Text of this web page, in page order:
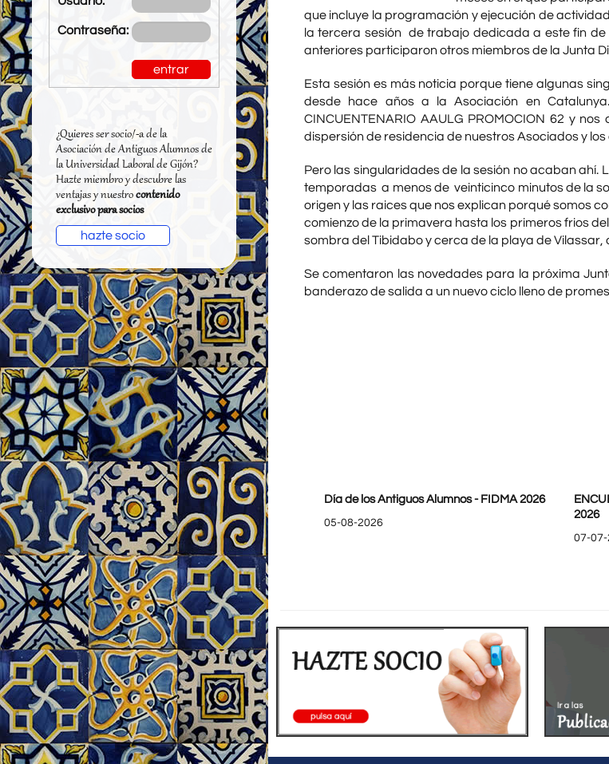
Contraseña:
entrar
¿Quieres ser socio/-a de la
Asociación de Antiguos Alumnos de
la Universidad Laboral de Gijón?
Hazte miembro y descubre las
ventajas y nuestrocontenido
exclusivo para socios
hazte socio
que incluye la programación y ejecución de
la tercera sesión de trabajo dedicada a este fin
anteriores participaron otros miembros de la Junta
Esta sesión es más noticia porque tiene algunas
desde hace años a la Asociación en
CINCUENTENARIO AAULG PROMOCION 62 y
dispersión de residencia de nuestros Asociados y
Pero las singularidades de la sesión no acaban ahí.
temporadas a menos de veinticinco minutos de la
origen y las raices que nos explican porqué somos
comienzo de la primavera hasta los primeros frios
sombra del Tibidabo y cerca de la playa de
Se comentaron las novedades para la próxima
banderazo de salida a un nuevo ciclo lleno de
Día de los Antiguos Alumnos - FIDMA 2026
05-08-2026
2026
07-